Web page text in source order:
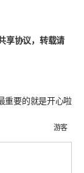
享协议，转载请
重要的就是开心啦
游客